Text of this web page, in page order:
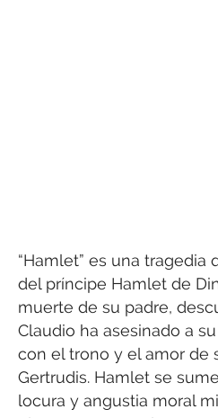
“Hamlet” es una tragedia
del príncipe Hamlet de
muerte de su padre,
Claudio ha asesinado a
con el trono y el amor de
Gertrudis. Hamlet se
locura y angustia moral